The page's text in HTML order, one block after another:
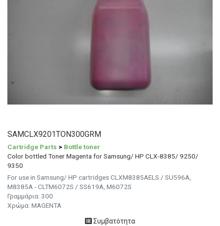
SAMCLX9201TON300GRM
Cartridge Parts > Bottle toner
Color bottled Toner Magenta for Samsung/ HP CLX-8385/ 9250/
9350
For use in Samsung/ HP cartridges CLXM8385AELS / SU596A,
M8385A - CLTM6072S / SS619A, M6072S
Γραμμάρια: 300
Χρώμα: MAGENTA
Συμβατότητα